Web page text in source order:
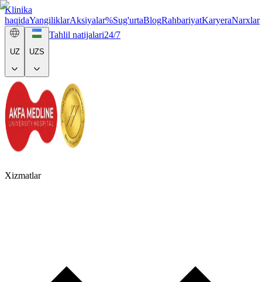
Klinika
haqidaYangiliklarAksiyalar%Sug'urtaBlogRahbariyatKaryeraNarxlar
UZ UZS
Tahlil natijalari24/7
Xizmatlar